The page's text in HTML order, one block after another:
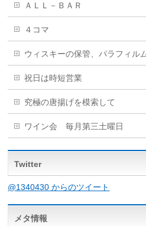
ＡＬＬ－ＢＡＲ
４コマ
ウィスキーの保管、パラフィル
祝日は時短営業
究極の唐揚げを模索して
ワイン会 毎月第三土曜日
Twitter
@1340430 からのツイート
メタ情報